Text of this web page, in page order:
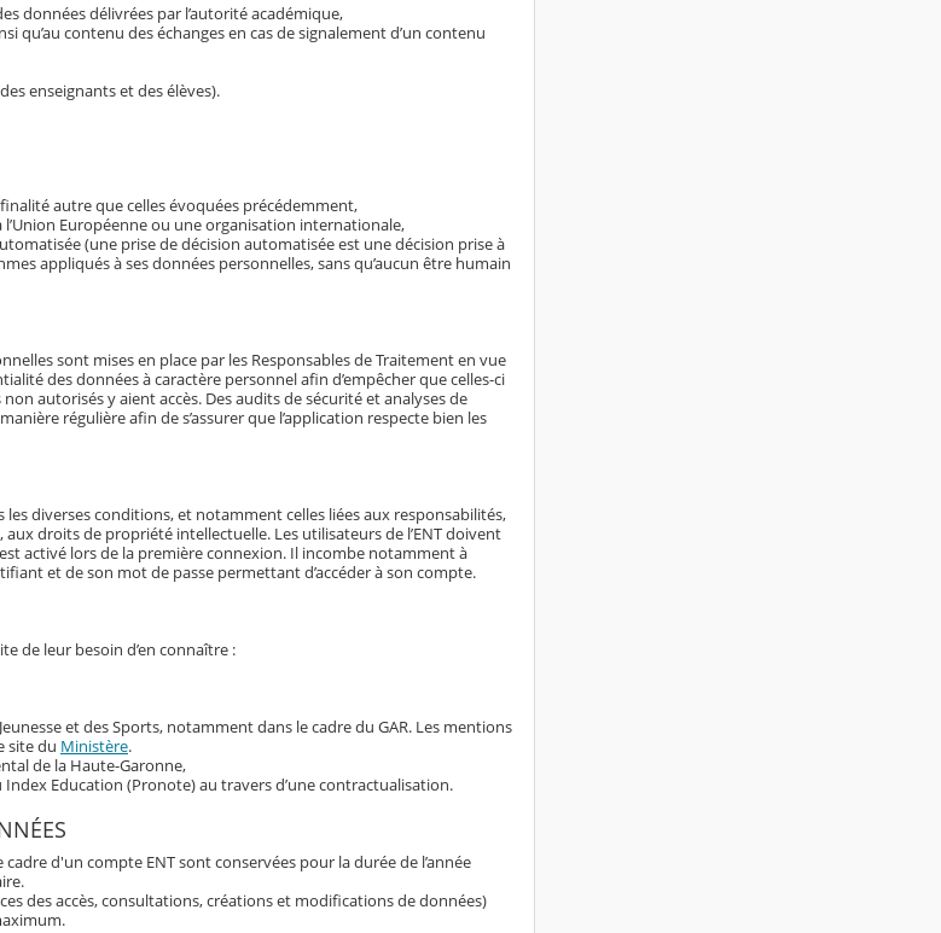
données délivrées par l’autorité académique,
qu’au contenu des échanges en cas de signalement d’un contenu
enseignants et des élèves).
autre que celles évoquées précédemment,
Européenne ou une organisation internationale,
(une prise de décision automatisée est une décision prise à
appliqués à ses données personnelles, sans qu’aucun être humain
sont mises en place par les Responsables de Traitement en vue
des données à caractère personnel afin d’empêcher que celles-ci
autorisés y aient accès. Des audits de sécurité et analyses de
régulière afin de s’assurer que l’application respecte bien les
les diverses conditions, et notamment celles liées aux responsabilités,
droits de propriété intellectuelle. Les utilisateurs de l’ENT doivent
activé lors de la première connexion. Il incombe notamment à
et de son mot de passe permettant d’accéder à son compte.
de leur besoin d’en connaître :
et des Sports, notamment dans le cadre du GAR. Les mentions
site du Ministère.
de la Haute-Garonne,
Education (Pronote) au travers d’une contractualisation.
d'un compte ENT sont conservées pour la durée de l’année
des accès, consultations, créations et modifications de données)